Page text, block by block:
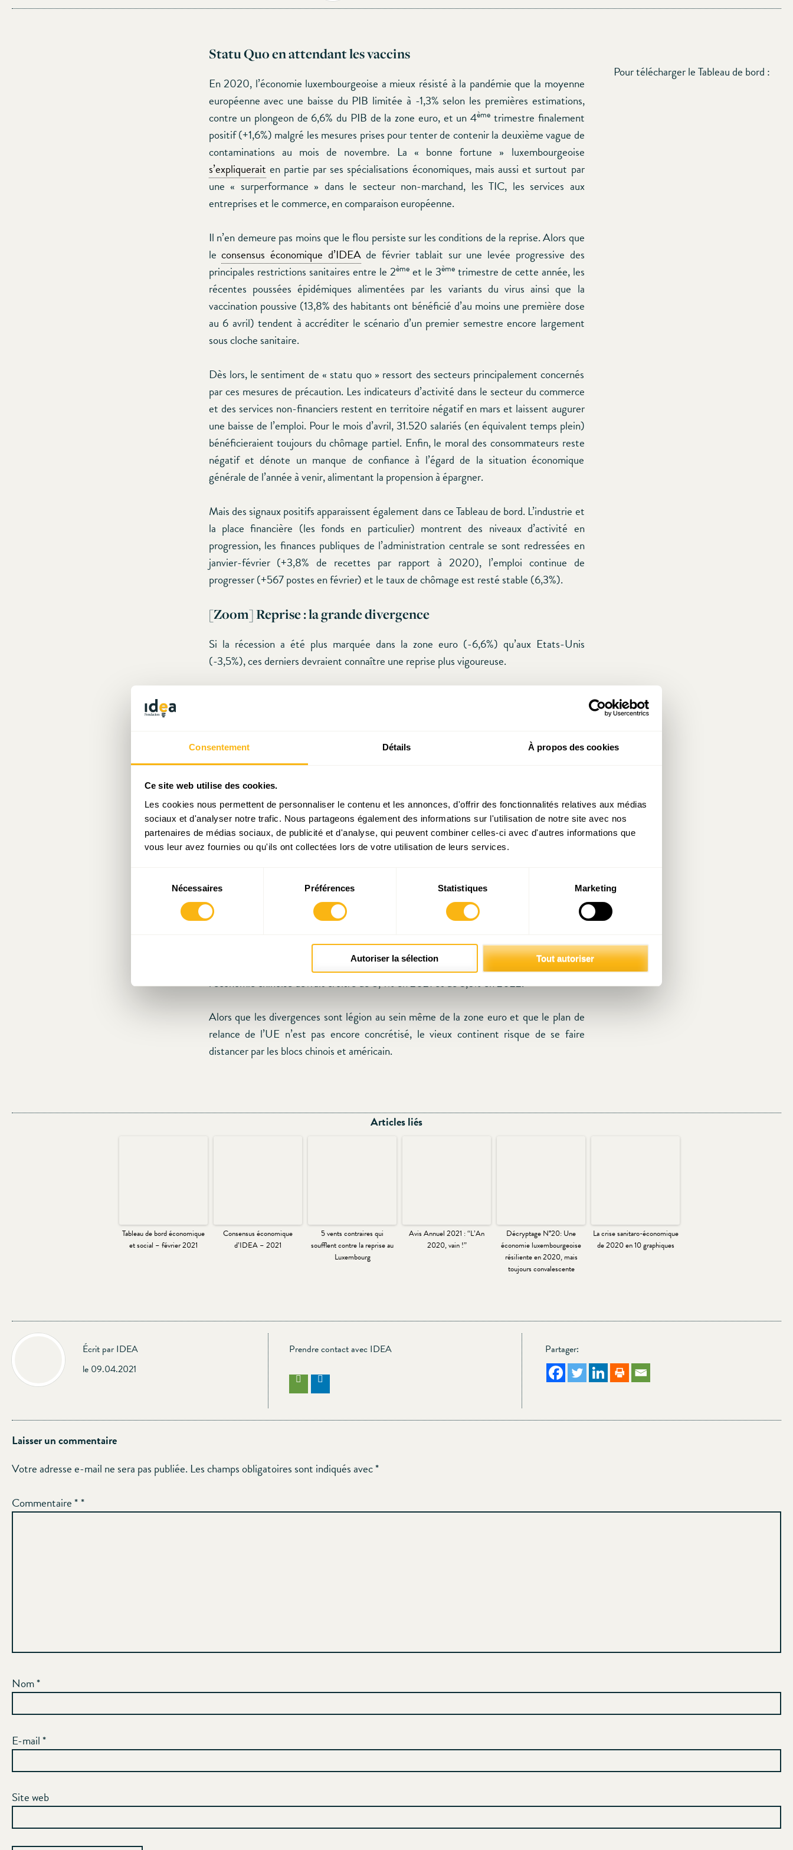
Consentement Détails À propos des cookies
Ce site web utilise des cookies.
Les cookies nous permettent de personnaliser le contenu et les annonces, d'offrir des fonctionnalités relatives aux médias
sociaux et d'analyser notre trafic. Nous partageons également des informations sur l'utilisation de notre site avec nos
partenaires de médias sociaux, de publicité et d'analyse, qui peuvent combiner celles-ci avec d'autres informations que
vous leur avez fournies ou qu'ils ont collectées lors de votre utilisation de leurs services.
consentement
Nécessaires Préférences Statistiques Marketing
Autoriser la sélection Tout autoriser
Statu Quo en attendant les vaccins
En 2020, l’économie luxembourgeoise a mieux résisté à la pandémie que la moyenne
européenne avec une baisse du PIB limitée à -1,3% selon les premières estimations,
contre un plongeon de 6,6% du PIB de la zone euro, et un 4ème trimestre finalement
positif (+1,6%) malgré les mesures prises pour tenter de contenir la deuxième vague de
contaminations au mois de novembre. La « bonne fortune » luxembourgeoise
s’expliquerait en partie par ses spécialisations économiques, mais aussi et surtout par
une « surperformance » dans le secteur non-marchand, les TIC, les services aux
entreprises et le commerce, en comparaison européenne.
Il n’en demeure pas moins que le flou persiste sur les conditions de la reprise. Alors que
leconsensus économique d’IDEAde février tablait sur une levée progressive des
principales restrictions sanitaires entre le 2èmeet le 3èmetrimestre de cette année, les
récentes poussées épidémiques alimentées par les variants du virus ainsi que la
vaccination poussive (13,8% des habitants ont bénéficié d’au moins une première dose
au 6 avril) tendent à accréditer le scénario d’un premier semestre encore largement
sous cloche sanitaire.
Dès lors, le sentiment de « statu quo » ressort des secteurs principalement concernés
par ces mesures de précaution. Les indicateurs d’activité dans le secteur du commerce
et des services non-financiers restent en territoire négatif en mars et laissent augurer
une baisse de l’emploi. Pour le mois d’avril, 31.520 salariés (en équivalent temps plein)
bénéficieraient toujours du chômage partiel. Enfin, le moral des consommateurs reste
négatif et dénote un manque de confiance à l’égard de la situation économique
générale de l’année à venir, alimentant la propension à épargner.
Mais des signaux positifs apparaissent également dans ce Tableau de bord. L’industrie et
la place financière (les fonds en particulier) montrent des niveaux d’activité en
progression, les finances publiques de l’administration centrale se sont redressées en
janvier-février (+3,8% de recettes par rapport à 2020), l’emploi continue de
progresser (+567 postes en février) et le taux de chômage est resté stable (6,3%).
[Zoom] Reprise : la grande divergence
Si la récession a été plus marquée dans la zone euro (-6,6%) qu’aux Etats-Unis
(-3,5%), ces derniers devraient connaître une reprise plus vigoureuse.
World Economic Outlook
hausse, projette en effet une croissance américaine de 6,4% en 2021 et de 3,5% en
2022, sous l’effet combiné de la vaccination qui s’accélère et des plans de relance
à elle que de 4,4% en 2021 et de 3,8% en 2022, année à laquelle elle retrouverait son
PIB d’avant crise. Après une croissance de 2,3% en 2020, le FMI estime que
l’économie chinoise devrait croître de 8,4% en 2021 et de 5,6% en 2022.
Alors que les divergences sont légion au sein même de la zone euro et que le plan de
relance de l’UE n’est pas encore concrétisé, le vieux continent risque de se faire
distancer par les blocs chinois et américain.
Pour télécharger le Tableau de bord :
Articles liés
Tableau de bord économique
et social – février 2021
Consensus économique
d’IDEA – 2021
5 vents contraires qui
soufflent contre la reprise au
Luxembourg
Avis Annuel 2021 : “L’An
2020, vain !”
Décryptage N°20: Une
économie luxembourgeoise
résiliente en 2020, mais
toujours convalescente
La crise sanitaro-économique
de 2020 en 10 graphiques
Écrit par IDEA
le 09.04.2021
Prendre contact avec IDEA Partager:
Laisser un commentaire
Votre adresse e-mail ne sera pas publiée. Les champs obligatoires sont indiqués avec*
Commentaire*
Nom*
E-mail*
Site web